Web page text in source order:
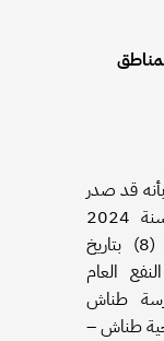
قد صدر
قرار المنفعة العامة رقم 4544 لسنة 2024
والمنشور بالجريدة الرسمية بالعدد (8) بتاريخ
النفع العام
مدرسة طناش
(حوض الزمر 2) بناحية طناش –